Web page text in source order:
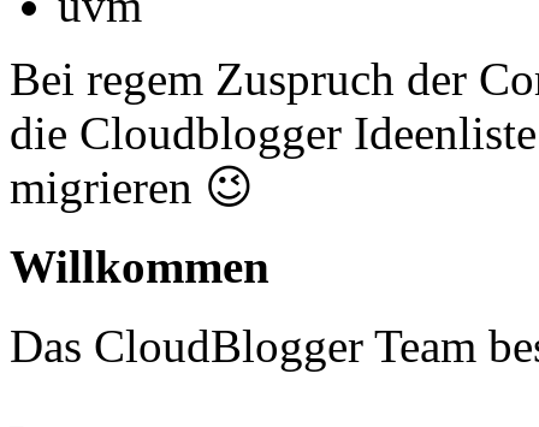
Bei regem Zuspruch der
die Cloudblogger
migrieren 😉
Willkommen
Das CloudBlogger Team